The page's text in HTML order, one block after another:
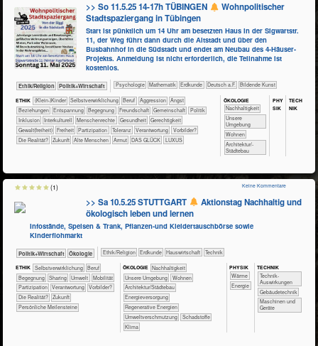
>> So 11.5.25 14-17h TÜBINGEN
Wohnpolitischer
Stadtspaziergang in Tübingen
Start ist pünktlich um 14 Uhr am besetzten Haus in der Sigwartstr.
11, der Weg führt dann durch die Altstadt und über den
Busbahnhof in die Südstadt und endet am Neubau des 4-Häuser-
Projekts. Anmeldung ist nicht erforderlich, die Teilnahme ist
kostenlos.
​​​​​​​​​​Ethik/​Religion ​​​​​​​​​Politik+​Wirtschaft ​​​​​​​​​​Psychologie ​​​​​​Mathematik ​​​​​Erdkunde ​​​Deutsch a.F. Bildende Kunst
ETHIK (Klein-)Kinder ​​​​​​​​​​​​​​​​​​​​​​​​​​​​​​​​​​​​​​​​Selbst­verwirklichung ​​​​​​​​​​​​​​​Beruf ​​​​​​​​​​​​​Aggression
​​​​​​​​​​​​​Angst
​​​​​​​​​​​​​Beziehungen
​​​​​​​​​​​​​Entspannung ​​​​​​​​​​​​Begegnung ​​​​​​​​​​​​Freundschaft ​​​​​​​​​​Gemeinschaft
​​​​​​​​​Politik
​​​​​​​​Inklusion
​​​​​​​​Interkulturell ​​​​​​​Menschenrechte ​​​​​​Gesundheit
​​​​Gerechtigkeit
​​​​Gewalt(freiheit)
​​​Freiheit ​​​Partizipation ​​​Toleranz ​​Verantwortung
​​Vorbilder?
​Die Realität?
​Zukunft Alte Menschen Armut DAS GLÜCK LUXUS
ÖKO​LOGIE
​​​​​​​​​​​​​​​Nachhaltigkeit
​​​​​​​​​​​​​Unsere
Umgebung
​​​​Wohnen
​​​Architektur/­
Städtebau
PHY​
SIK
TECH​
NIK
>> Sa 10.5.25 STUTTGART
Aktionstag Nachhaltig und
ökologisch leben und lernen
Infostände, Speisen & Trank, Pflanzen-und Kleidertauschbörse sowie
Kinderflohmarkt
​​​​​​​​​Politik+​Wirtschaft ​​​​​​​Ökologie ​​​​​​​​​​Ethik/​Religion ​​​​​Erdkunde ​Haus­wirtschaft ​Technik
ETHIK ​​​​​​​​​​​​​​​​​​​​​​​​​​​​​​​​​​​​​​​​Selbst­verwirklichung
​​​​​​​​​​​​​​​Beruf
​​​​​​​​​​​​Begegnung
​​​​​​​​​​Sharing ​​​​​Umwelt
​​​Mobilität
​​​Partizipation
​​Verantwortung
​​Vorbilder?
​Die Realität?
​Zukunft
Persönliche Meilensteine
ÖKO​LOGIE ​​​​​​​​​​​​​​​Nachhaltigkeit
​​​​​​​​​​​​​Unsere Umgebung
​​​​Wohnen
​​​Architektur/­Städtebau
​​​Energieversorgung
​​​Regenerative Energien
​​Umweltverschmutzung
​Schadstoffe
Klima
PHY​SIK
​​​​​Wärme
​​Energie
TECH​NIK
​​​​​​Technik-
Auswirkungen
​​​​​Gebäudetechnik
​​​​Maschinen und
Geräte
Keine Kommentare
(1)